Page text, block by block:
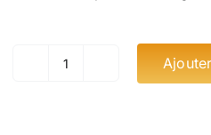
quantité